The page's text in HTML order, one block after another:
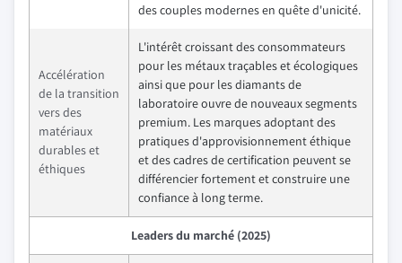
des couples modernes en quête d'unicité.
Accélération
de la transition
vers des
matériaux
durables et
éthiques
L'intérêt croissant des consommateurs
pour les métaux traçables et écologiques
ainsi que pour les diamants de
laboratoire ouvre de nouveaux segments
premium. Les marques adoptant des
pratiques d'approvisionnement éthique
et des cadres de certification peuvent se
différencier fortement et construire une
confiance à long terme.
Leaders du marché (2025)